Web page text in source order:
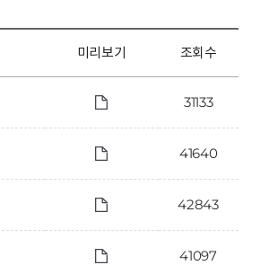
미리보기 조회수
31133
41640
42843
41097